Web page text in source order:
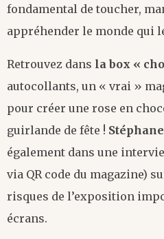
fondamental de toucher,
appréhender le monde qui
Retrouvez dans la box «
autocollants, un « vrai »
pour créer une rose en
guirlande de fête !
également dans une
via QR code du magazine)
risques de l’exposition
écrans.